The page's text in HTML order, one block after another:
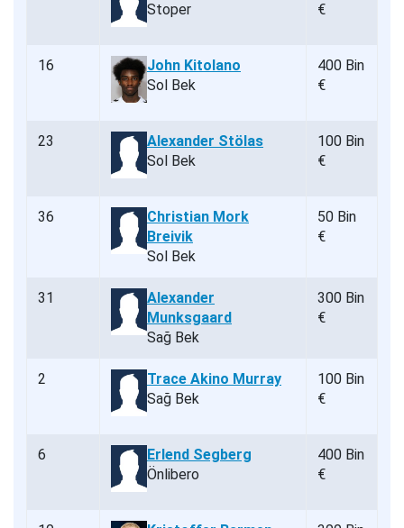
Stoper
€
16
John Kitolano
Sol Bek
400 Bin
€
23
Alexander Stölas
Sol Bek
100 Bin
€
36
Christian Mork
Breivik
Sol Bek
50 Bin
€
31
Alexander
Munksgaard
Sağ Bek
300 Bin
€
2
Trace Akino Murray
Sağ Bek
100 Bin
€
6
Erlend Segberg
Önlibero
400 Bin
€